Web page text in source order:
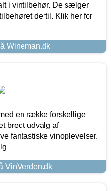
i vintilbehør. De sælger
dertil. Klik her for
Wineman.dk
en række forskellige
bredt udvalg af
fantastiske vinoplevelser.
VinVerden.dk